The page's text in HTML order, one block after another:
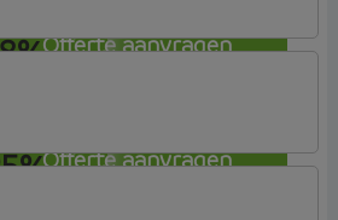
Offerte aanvragen
Offerte aanvragen